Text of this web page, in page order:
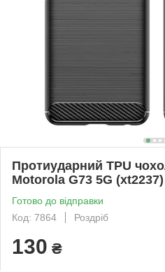
Протиударний TPU
Motorola G73 5G
Готово до відправки
Код: 7864
Роздріб
130 ₴